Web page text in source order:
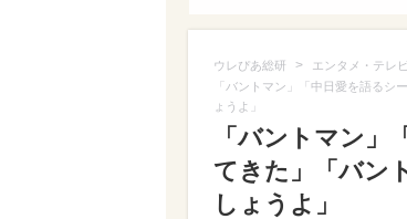
ウレぴあ総研 > エンタメ・テレ
「バントマン」「中日愛を語るシ
ょうよ」
「バントマン」
てきた」「バン
しょうよ」